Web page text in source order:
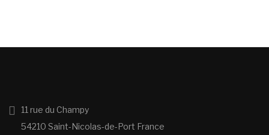
€
11 rue du Champy
54210 Saint-Nicolas-de-Port France